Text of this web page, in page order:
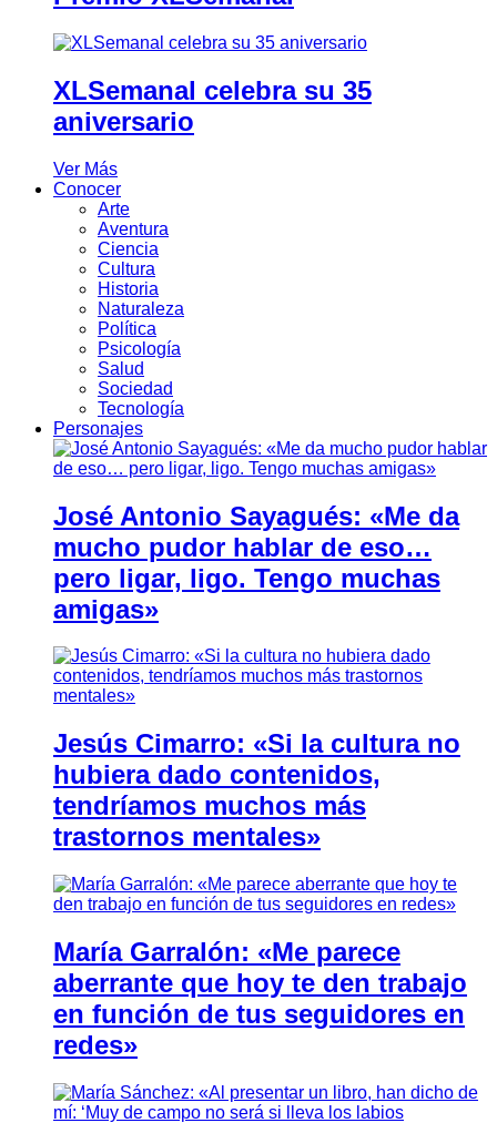
XLSemanal celebra su 35
aniversario
Ver Más
Conocer
Arte
Aventura
Ciencia
Cultura
Historia
Naturaleza
Política
Psicología
Salud
Sociedad
Tecnología
Personajes
José Antonio Sayagués: «Me da
mucho pudor hablar de eso…
pero ligar, ligo. Tengo muchas
amigas»
Jesús Cimarro: «Si la cultura no
hubiera dado contenidos,
tendríamos muchos más
trastornos mentales»
María Garralón: «Me parece
aberrante que hoy te den trabajo
en función de tus seguidores en
redes»